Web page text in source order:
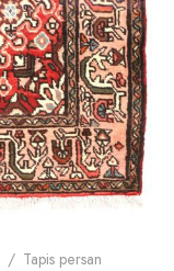
/ Tapis persan